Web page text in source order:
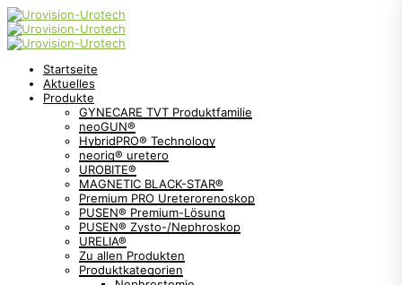
Startseite
Aktuelles
Produkte
GYNECARE TVT Produktfamilie
neoGUN®
HybridPRO® Technology
neorig® uretero
UROBITE®
MAGNETIC BLACK-STAR®
Premium PRO Ureterorenoskop
PUSEN® Premium-Lösung
PUSEN® Zysto-/Nephroskop
URELIA®
Zu allen Produkten
Produktkategorien